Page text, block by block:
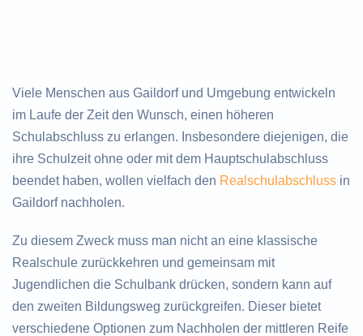
Viele Menschen aus Gaildorf und Umgebung entwickeln
im Laufe der Zeit den Wunsch, einen höheren
Schulabschluss zu erlangen. Insbesondere diejenigen, die
ihre Schulzeit ohne oder mit dem Hauptschulabschluss
beendet haben, wollen vielfach den Realschulabschluss in
Gaildorf nachholen.
Zu diesem Zweck muss man nicht an eine klassische
Realschule zurückkehren und gemeinsam mit
Jugendlichen die Schulbank drücken, sondern kann auf
den zweiten Bildungsweg zurückgreifen. Dieser bietet
verschiedene Optionen zum Nachholen der mittleren Reife